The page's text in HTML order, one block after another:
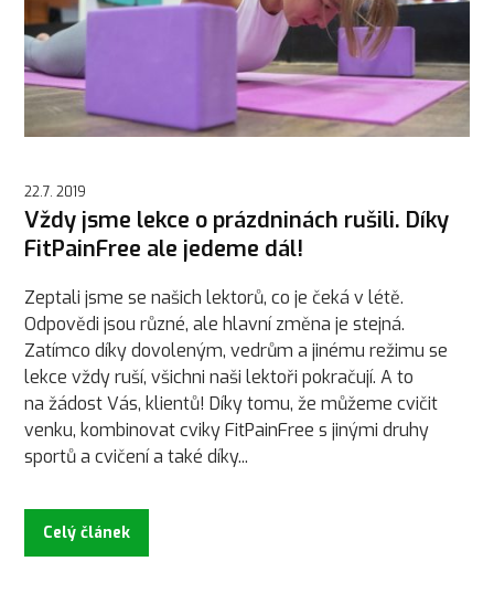
22.7. 2019
Vždy jsme lekce o prázdninách rušili. Díky
FitPainFree ale jedeme dál!
Zeptali jsme se našich lektorů, co je čeká v létě.
Odpovědi jsou různé, ale hlavní změna je stejná.
Zatímco díky dovoleným, vedrům a jinému režimu se
lekce vždy ruší, všichni naši lektoři pokračují. A to
na žádost Vás, klientů! Díky tomu, že můžeme cvičit
venku, kombinovat cviky FitPainFree s jinými druhy
sportů a cvičení a také díky...
Celý článek